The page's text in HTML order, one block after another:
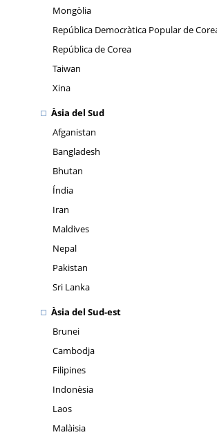
Mongòlia
República Democràtica Popular de
República de Corea
Taiwan
Xina
Àsia del Sud
Afganistan
Bangladesh
Bhutan
Índia
Iran
Maldives
Nepal
Pakistan
Sri Lanka
Àsia del Sud-est
Brunei
Cambodja
Filipines
Indonèsia
Laos
Malàisia